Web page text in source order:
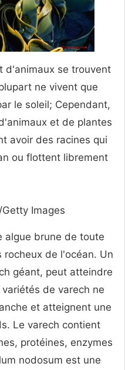
d'animaux se trouvent
ne vivent que
le soleil; Cependant,
et de plantes
avoir des racines qui
ou flottent librement
Images
algue brune de toute
de l'océan. Un
géant, peut atteindre
de varech ne
et atteignent une
Le varech contient
protéines, enzymes
nodosum est une